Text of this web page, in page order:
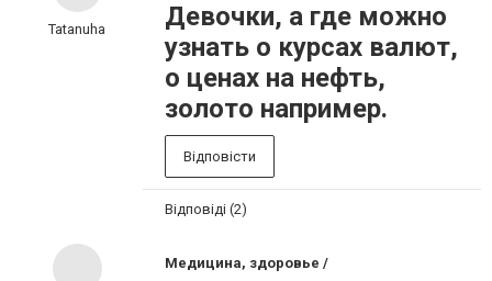
Tatanuha
Девочки, а где можно
узнать о курсах валют,
о ценах на нефть,
золото например.
Відповісти
Відповіді (2)
Медицина, здоровье /